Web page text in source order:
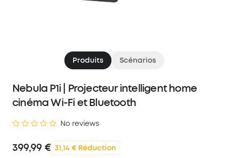
Produits Scénarios
Nebula P1i | Projecteur intelligent home
cinéma Wi-Fi et Bluetooth
No reviews
399,99 € 31,14 € Réduction